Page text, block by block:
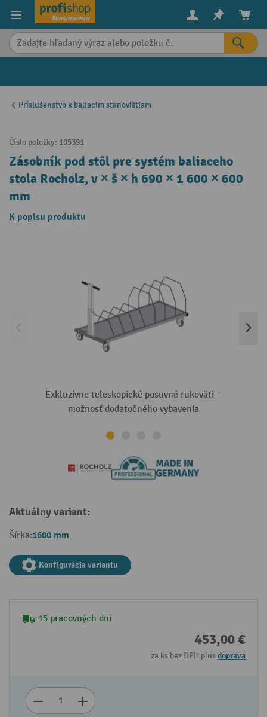
content
Príslušenstvo k baliacim stanovištiam
Číslo položky: 105391
Zásobník pod stôl pre systém baliaceho
stola Rocholz, v × š × h 690 × 1 600 × 600
mm
K popisu produktu
Exkluzívne teleskopické posuvné rukoväti –
možnosť dodatočného vybavenia
Aktuálny variant:
Šírka:1600 mm
Konfigurácia variantu
15 pracovných dní
453,00 €
za ks bez DPH plusdoprava